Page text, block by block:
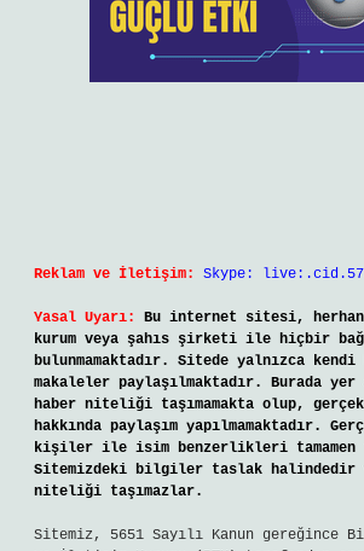
Reklam ve İletişim: Skype:
Yasal Uyarı:
Bu internet sitesi,
kurum veya şahıs şirketi ile hiçbir
bulunmamaktadır. Sitede yalnızca kendi
makaleler paylaşılmaktadır. Burada
haber niteliği taşımamakta olup,
hakkında paylaşım yapılmamaktadır.
kişiler ile isim benzerlikleri tamamen
Sitemizdeki bilgiler taslak halindedir
niteliği taşımazlar.
Sitemiz, 5651 Sayılı Kanun